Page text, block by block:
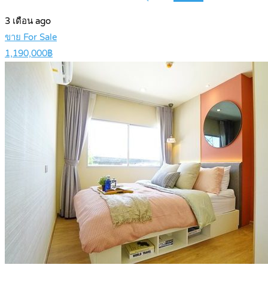
3 เดือน ago
ขาย For Sale
1,190,000฿